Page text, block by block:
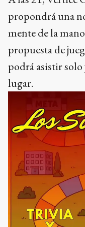
propondrá una
mente de la
propuesta de
podrá asistir solo
lugar.